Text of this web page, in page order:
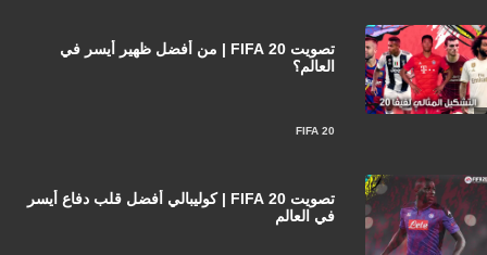
FIFA 20
تصويت FIFA 20 | من أفضل ظهير أيسر في
العالم؟
تصويت FIFA 20 | كوليبالي أفضل قلب دفاع أيسر
في العالم